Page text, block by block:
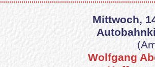
Mittwoch,
Wolfgang